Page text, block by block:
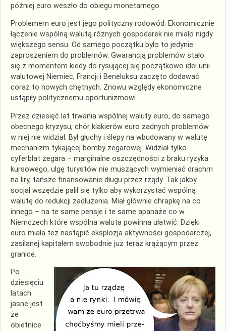
później euro weszło do obiegu monetarnego.
Problemem euro jest jego polityczny rodowód. Ekonomicznie
łączenie wspólną walutą różnych gospodarek nie miało nigdy
większego sensu. Od samego początku było to jedynie
zaproszeniem do problemów. Gwarancją problemów stało
się z momentem kiedy do rysującej się początkowo idei unii
walutowej Niemiec, Francji i Beneluksu zaczęto dodawać
coraz to nowych chętnych. Znowu względy ekonomiczne
ustąpiły politycznemu oportunizmowi.
Przez dziesięć lat trwania wspólnej waluty euro, do samego
obecnego kryzysu, chór klakierów euro żadnych problemów
w niej nie widział. Był głuchy i ślepy na wbudowany w walutę
mechanizm tykającej bomby zegarowej. Widział tylko
cyferblat zegara – marginalne oszczędności z braku ryzyka
kursowego, ulgę turystów nie muszących wymieniać drachm
na liry, tańsze finansowanie długu przez rządy. Tak jakby
socjał wszędzie palił się tylko aby wykorzystać wspólną
walutę do redukcji zadłużenia. Miał głównie chrapkę na co
innego – na te same pensje i te same apanaże co w
Niemczech które wspólna waluta powinna ułatwić. Dzięki
euro miała też nastąpić eksplozja aktywności gospodarczej,
zasilanej kapitałem swobodnie już teraz krążącym przez
granice.
Po
dziesięciu
latach
jasne jest
że
obietnice